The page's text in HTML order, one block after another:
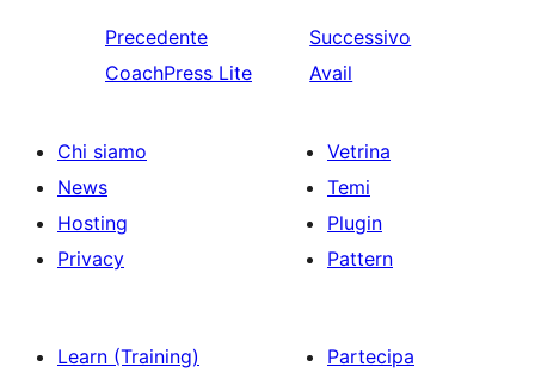
Precedente
CoachPress Lite
Successivo
Avail
Chi siamo
News
Hosting
Privacy
Vetrina
Temi
Plugin
Pattern
Learn (Training)
Partecipa